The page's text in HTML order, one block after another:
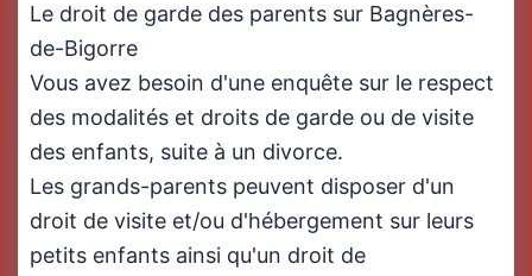
Le droit de garde des parents sur Bagnères-
de-Bigorre
Vous avez besoin d'une enquête sur le respect
des modalités et droits de garde ou de visite
des enfants, suite à un divorce.
Les grands-parents peuvent disposer d'un
droit de visite et/ou d'hébergement sur leurs
petits enfants ainsi qu'un droit de